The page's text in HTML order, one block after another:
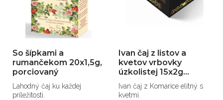
So šípkami a
rumančekom 20x1,5g,
porciovaný
Lahodný čaj ku každej
príležitosti.
Ivan čaj z listov a
kvetov vrbovky
úzkolistej 15x2g
porciovaný
Ivan čaj z Komarice elitný s
kvetmi.